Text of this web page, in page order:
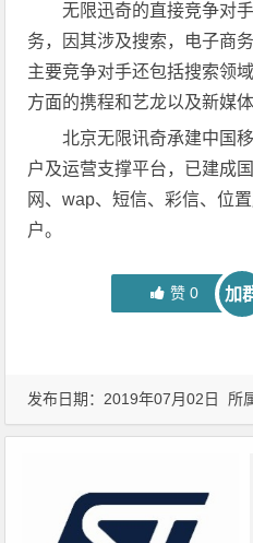
无限迅奇的直接竞争对
务，因其涉及搜索，电子商
主要竞争对手还包括搜索领
方面的携程和艺龙以及新媒
北京无限讯奇承建中国
户及运营支撑平台，已建成
网、wap、短信、彩信、位
户。
赞 0 加
发布日期：2019年07月02日 所